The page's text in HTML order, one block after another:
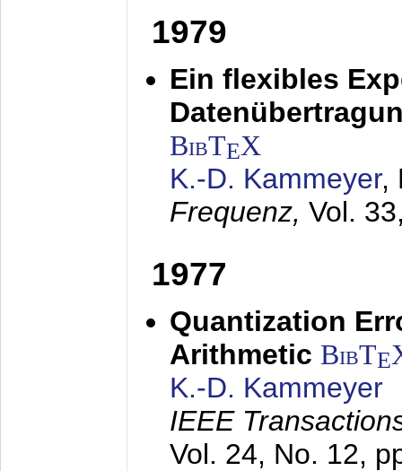
1979
Ein flexibles
BibTEX
K.-D. Kammeyer,
Frequenz, Vol.
1977
Quantization
Arithmetic BibTE
K.-D. Kammeyer
IEEE
Vol. 24, No. 12,